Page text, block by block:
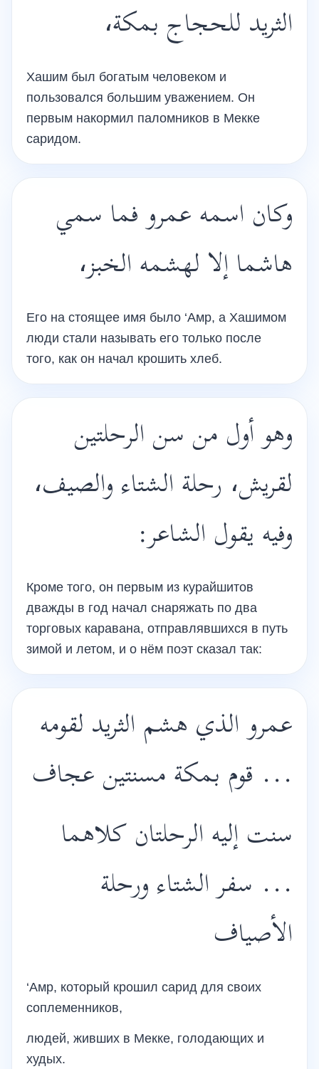
الثريد للحجاج بمكة،
Хашим был богатым человеком и
пользовался большим уважением. Он
первым накормил паломников в Мекке
саридом.
وكان اسمه عمرو فما سمي
هاشما إلا لهشمه الخبز،
Его на стоящее имя было ‘Амр, а Хашимом
люди стали называть его только после
того, как он начал крошить хлеб.
وهو أول من سن الرحلتين
لقريش، رحلة الشتاء والصيف،
وفيه يقول الشاعر:
Кроме того, он первым из курайшитов
дважды в год начал снаряжать по два
торговых каравана, отправлявшихся в путь
зимой и летом, и о нём поэт сказал так:
عمرو الذي هشم الثريد لقومه
... قوم بمكة مسنتين عجاف
سنت إليه الرحلتان كلاهما
... سفر الشتاء ورحلة
الأصياف
‘Амр, который крошил сарид для своих
соплеменников,
людей, живших в Мекке, голодающих и
худых.